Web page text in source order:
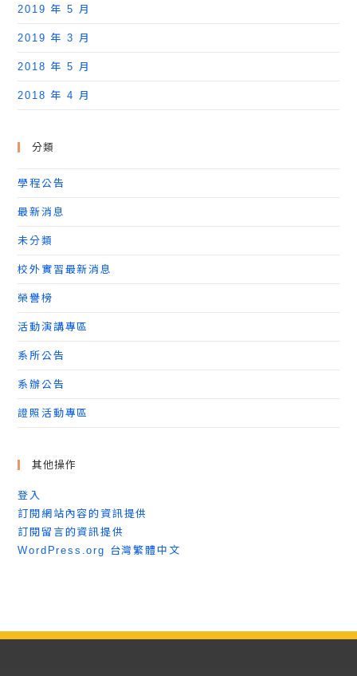
2019 年 5 月
2019 年 3 月
2018 年 5 月
2018 年 4 月
分類
學程公告
最新消息
未分類
校外實習最新消息
榮譽榜
活動演講專區
系所公告
系辦公告
證照活動專區
其他操作
登入
訂閱網站內容的資訊提供
訂閱留言的資訊提供
WordPress.org 台灣繁體中文